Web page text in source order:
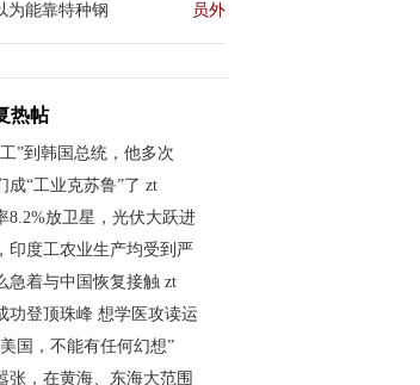
为能靠特种钢 员外
热帖
”到韩国总统，他多次
成“工业克苏鲁”了 zt
8.2%放卫星，光伏大跃进
印度工农业生产均受到严
急着与中国恢复接触 zt
功登顶珠峰 想学医攻读运
国，不能有任何幻想”
张，在黄海、东海大范围